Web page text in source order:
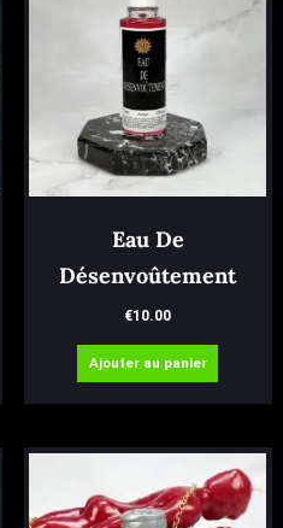
Eau De
Désenvoûtement
€10.00
Ajouter au panier